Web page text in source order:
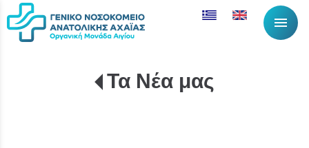
menu
Τα Νέα μας